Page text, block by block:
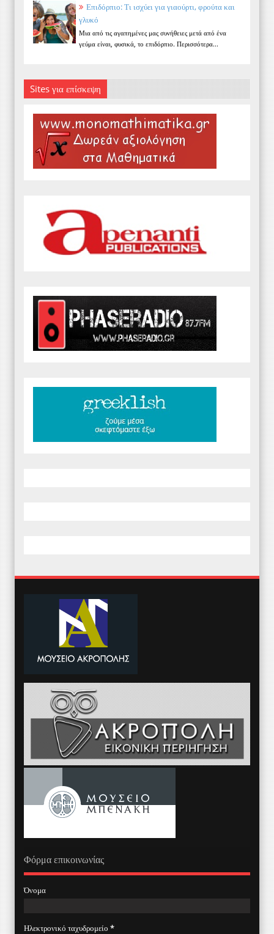
Επιδόρπιο: Τι ισχύει για γιαούρτι, φρούτα και
γλυκό
Μια από τις αγαπημένες μας συνήθειες μετά από ένα
γεύμα είναι, φυσικά, το επιδόρπιο. Περισσότερα...
Sites για επίσκεψη
Φόρμα επικοινωνίας
Όνομα
Ηλεκτρονικό ταχυδρομείο *